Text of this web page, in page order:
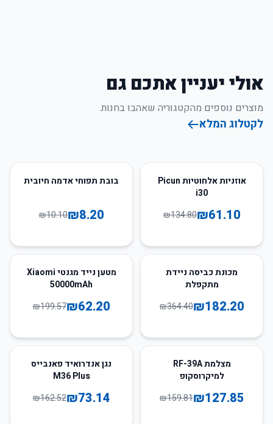
אולי יעניין אתכם גם
מוצרים נוספים מהקטגוריה שאהבו בחנות.
לקטלוג המלא
55
אוזניות אלחוטיות Picun
i30
₪61.10
₪134.80
19%בובת תפוחי אדמה חיובית
₪8.20
₪10.10
מכונת כביסה ניידת
מתקפלת
₪182.20
₪364.40
69
מטען נייד מגנטי Xiaomi
50000mAh
₪62.20
₪199.57
מצלמת RF-39A
למיקרוסקופ
₪127.85
₪159.81
55נגן אנדרואיד פאנבייס
M36 Plus
₪73.14
₪162.52